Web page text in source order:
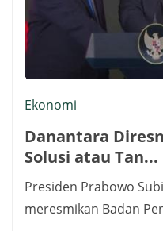
Ekonomi
Danantara
Solusi atau Tan...
Presiden Prabowo
meresmikan Badan